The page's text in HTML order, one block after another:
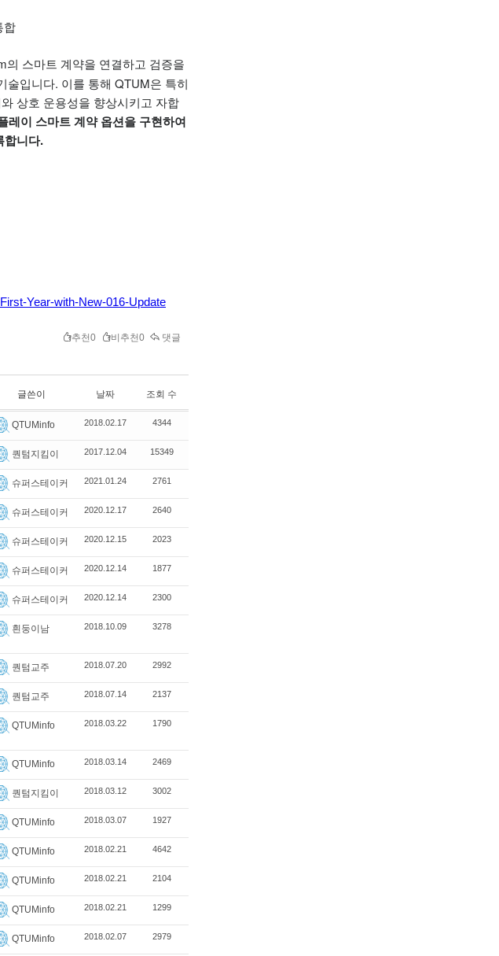
합
의 스마트 계약을 연결하고 검증을
술입니다. 이를 통해 QTUM은 특히
상호 운용성을 향상시키고 자합
레이 스마트 계약 옵션을 구현하여
합니다.
Year-with-New-016-Update
추천0 비추천0 댓글
글쓴이 날짜 조회 수
QTUMinfo 2018.02.17 4344
퀀텀지킴이 2017.12.04 15349
슈퍼스테이커 2021.01.24 2761
슈퍼스테이커 2020.12.17 2640
슈퍼스테이커 2020.12.15 2023
슈퍼스테이커 2020.12.14 1877
슈퍼스테이커 2020.12.14 2300
흰둥이남 2018.10.09 3278
퀀텀교주 2018.07.20 2992
퀀텀교주 2018.07.14 2137
QTUMinfo 2018.03.22 1790
QTUMinfo 2018.03.14 2469
퀀텀지킴이 2018.03.12 3002
QTUMinfo 2018.03.07 1927
QTUMinfo 2018.02.21 4642
QTUMinfo 2018.02.21 2104
QTUMinfo 2018.02.21 1299
QTUMinfo 2018.02.07 2979